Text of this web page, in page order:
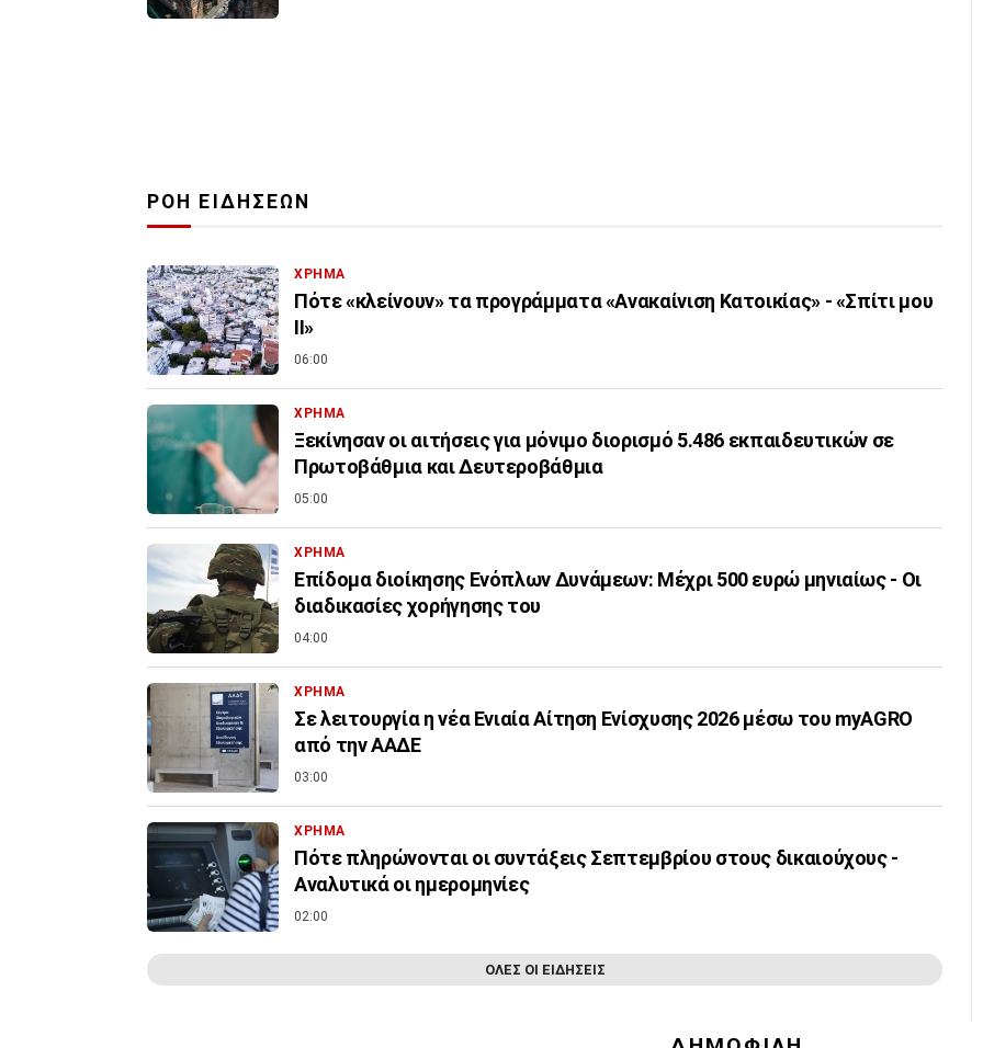
ΡΟΗ ΕΙΔΗΣΕΩΝ
ΧΡΗΜΑ
Πότε «κλείνουν» τα προγράμματα «Ανακαίνιση Κατοικίας» - «Σπίτι μου
ΙΙ»
06:00
ΧΡΗΜΑ
Ξεκίνησαν οι αιτήσεις για μόνιμο διορισμό 5.486 εκπαιδευτικών σε
Πρωτοβάθμια και Δευτεροβάθμια
05:00
ΧΡΗΜΑ
Επίδομα διοίκησης Ενόπλων Δυνάμεων: Μέχρι 500 ευρώ μηνιαίως - Οι
διαδικασίες χορήγησης του
04:00
ΧΡΗΜΑ
Σε λειτουργία η νέα Ενιαία Αίτηση Ενίσχυσης 2026 μέσω του myAGRO
από την ΑΑΔΕ
03:00
ΧΡΗΜΑ
Πότε πληρώνονται οι συντάξεις Σεπτεμβρίου στους δικαιούχους -
Αναλυτικά οι ημερομηνίες
02:00
ΟΛΕΣ ΟΙ ΕΙΔΗΣΕΙΣ